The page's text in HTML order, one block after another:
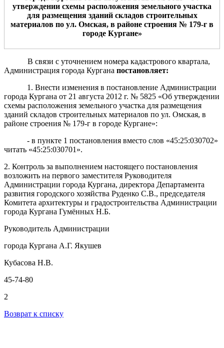
утверждении схемы расположения земельного участка
для размещения зданий складов строительных
материалов по ул. Омская, в районе строения № 179-г в
городе Кургане»
В связи с уточнением номера кадастрового квартала,
Администрация города Кургана постановляет:
1. Внести изменения в постановление Администрации
города Кургана от 21 августа 2012 г. № 5825 «Об утверждении
схемы расположения земельного участка для размещения
зданий складов строительных материалов по ул. Омская, в
районе строения № 179-г в городе Кургане»:
- в пункте 1 постановления вместо слов «45:25:030702»
читать «45:25:030701».
2. Контроль за выполнением настоящего постановления
возложить на первого заместителя Руководителя
Администрации города Кургана, директора Департамента
развития городского хозяйства Руденко С.В., председателя
Комитета архитектуры и градостроительства Администрации
города Кургана Гумённых Н.Б.
Руководитель Администрации
города Кургана А.Г. Якушев
Кубасова Н.В.
45-74-80
2
Возврат к списку